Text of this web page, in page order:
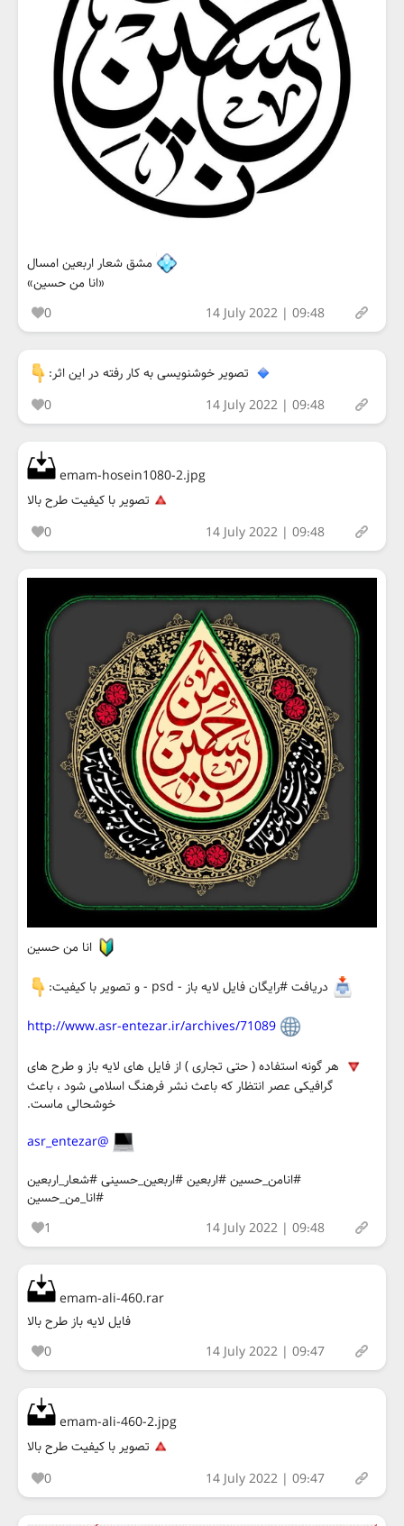
مشق شعار اربعین امسال
«انا من حسین»
0
14 July 2022 | 09:48
تصویر خوشنویسی به کار رفته در این اثر:
0
14 July 2022 | 09:48
emam-hosein1080-2.jpg
تصویر با کیفیت طرح بالا
0
14 July 2022 | 09:48
انا من حسین
دریافت #رایگان فایل لایه باز - psd - و تصویر با کیفیت:
http://www.asr-entezar.ir/archives/71089
هر گونه استفاده ( حتی تجاری ) از فایل های لایه باز و طرح های
گرافیکی عصر انتظار که باعث نشر فرهنگ اسلامی شود ، باعث
خوشحالی ماست.
@asr_entezar
#انامن_حسین #اربعین #اربعین_حسینی #شعار_اربعین
#انا_من_حسین
1
14 July 2022 | 09:48
emam-ali-460.rar
فایل لایه باز طرح بالا
0
14 July 2022 | 09:47
emam-ali-460-2.jpg
تصویر با کیفیت طرح بالا
0
14 July 2022 | 09:47